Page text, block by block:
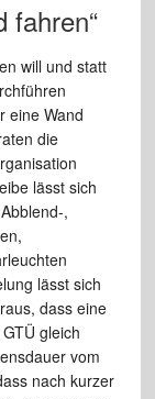
fahren“
will und statt
eine Wand
die
lässt sich
,
lässt sich
dass eine
gleich
vom
nach kurzer